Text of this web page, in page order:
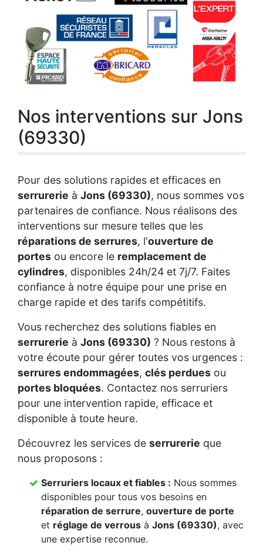
Nos interventions sur Jons
(69330)
Pour des solutions rapides et efficaces en
serrurerie à Jons (69330), nous sommes vos
partenaires de confiance. Nous réalisons des
interventions sur mesure telles que les
réparations de serrures, l'ouverture de
portes ou encore le remplacement de
cylindres, disponibles 24h/24 et 7j/7. Faites
confiance à notre équipe pour une prise en
charge rapide et des tarifs compétitifs.
Vous recherchez des solutions fiables en
serrurerie à Jons (69330) ? Nous restons à
votre écoute pour gérer toutes vos urgences :
serrures endommagées, clés perdues ou
portes bloquées. Contactez nos serruriers
pour une intervention rapide, efficace et
disponible à toute heure.
Découvrez les services de serrurerie que
nous proposons :
Serruriers locaux et fiables : Nous sommes
disponibles pour tous vos besoins en
réparation de serrure, ouverture de porte
et réglage de verrous à Jons (69330), avec
une expertise reconnue.